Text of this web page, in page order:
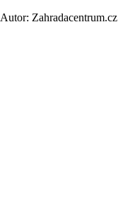
Autor: Zahradacentrum.cz